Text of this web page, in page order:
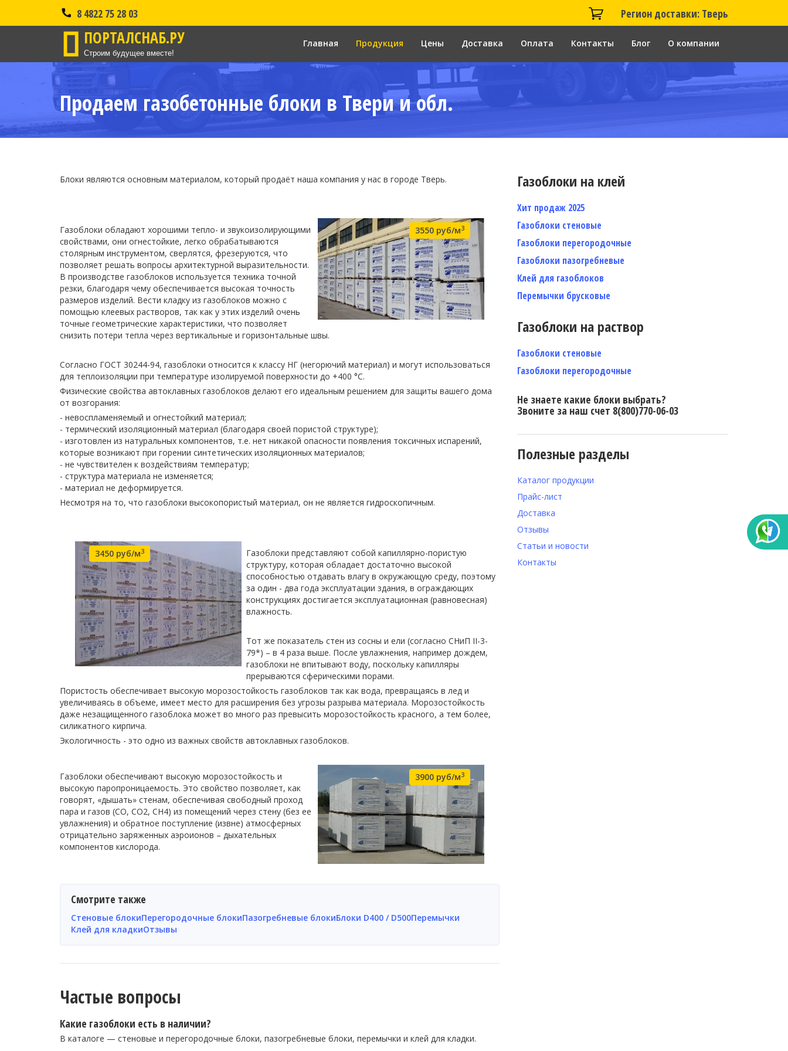
8 4822 75 28 03 Регион доставки: Тверь
ПОРТАЛСНАБ.РУ
Строим будущее вместе!
Главная Продукция Цены Доставка Оплата Контакты Блог О компании
Продаем газобетонные блоки в Твери и обл.
Блоки являются основным материалом, который продаёт наша компания у нас в городе Тверь.
3550 руб/м3
Газоблоки обладают хорошими тепло- и звукоизолирующими
свойствами, они огнестойкие, легко обрабатываются
столярным инструментом, сверлятся, фрезеруются, что
позволяет решать вопросы архитектурной выразительности.
В производстве газоблоков используется техника точной
резки, благодаря чему обеспечивается высокая точность
размеров изделий. Вести кладку из газоблоков можно с
помощью клеевых растворов, так как у этих изделий очень
точные геометрические характеристики, что позволяет
снизить потери тепла через вертикальные и горизонтальные швы.
Согласно ГОСТ 30244-94, газоблоки относится к классу НГ (негорючий материал) и могут использоваться
для теплоизоляции при температуре изолируемой поверхности до +400 °С.
Физические свойства автоклавных газоблоков делают его идеальным решением для защиты вашего дома
от возгорания:
- невоспламеняемый и огнестойкий материал;
- термический изоляционный материал (благодаря своей пористой структуре);
- изготовлен из натуральных компонентов, т.е. нет никакой опасности появления токсичных испарений,
которые возникают при горении синтетических изоляционных материалов;
- не чувствителен к воздействиям температур;
- структура материала не изменяется;
- материал не деформируется.
Несмотря на то, что газоблоки высокопористый материал, он не является гидроскопичным.
3450 руб/м3
Газоблоки представляют собой капиллярно-пористую
структуру, которая обладает достаточно высокой
способностью отдавать влагу в окружающую среду, поэтому
за один - два года эксплуатации здания, в ограждающих
конструкциях достигается эксплуатационная (равновесная)
влажность.
Тот же показатель стен из сосны и ели (согласно СНиП II-3-
79*) – в 4 раза выше. После увлажнения, например дождем,
газоблоки не впитывают воду, поскольку капилляры
прерываются сферическими порами.
Пористость обеспечивает высокую морозостойкость газоблоков так как вода, превращаясь в лед и
увеличиваясь в объеме, имеет место для расширения без угрозы разрыва материала. Морозостойкость
даже незащищенного газоблока может во много раз превысить морозостойкость красного, а тем более,
силикатного кирпича.
Экологичность - это одно из важных свойств автоклавных газоблоков.
3900 руб/м3
Газоблоки обеспечивают высокую морозостойкость и
высокую паропроницаемость. Это свойство позволяет, как
говорят, «дышать» стенам, обеспечивая свободный проход
пара и газов (CO, CO2, CH4) из помещений через стену (без ее
увлажнения) и обратное поступление (извне) атмосферных
отрицательно заряженных аэроионов – дыхательных
компонентов кислорода.
Смотрите также
Стеновые блокиПерегородочные блокиПазогребневые блокиБлоки D400 / D500Перемычки
Клей для кладкиОтзывы
Частые вопросы
Какие газоблоки есть в наличии?
В каталоге — стеновые и перегородочные блоки, пазогребневые блоки, перемычки и клей для кладки.
Газоблоки на клей
Хит продаж 2025
Газоблоки стеновые
Газоблоки перегородочные
Газоблоки пазогребневые
Клей для газоблоков
Перемычки брусковые
Газоблоки на раствор
Газоблоки стеновые
Газоблоки перегородочные
Не знаете какие блоки выбрать?
Звоните за наш счет 8(800)770-06-03
Полезные разделы
Каталог продукции
Прайс-лист
Доставка
Отзывы
Статьи и новости
Контакты